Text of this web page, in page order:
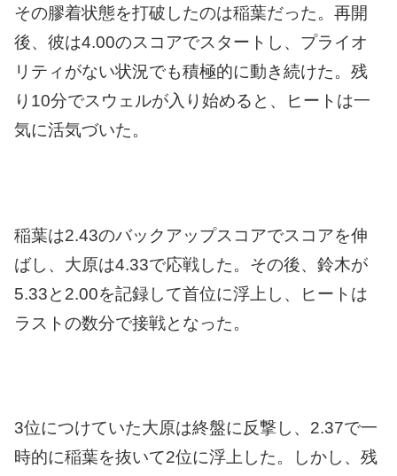
その膠着状態を打破したのは稲葉だった。再開
後、彼は4.00のスコアでスタートし、プライオ
リティがない状況でも積極的に動き続けた。残
り10分でスウェルが入り始めると、ヒートは一
気に活気づいた。
稲葉は2.43のバックアップスコアでスコアを伸
ばし、大原は4.33で応戦した。その後、鈴木が
5.33と2.00を記録して首位に浮上し、ヒートは
ラストの数分で接戦となった。
3位につけていた大原は終盤に反撃し、2.37で一
時的に稲葉を抜いて2位に浮上した。しかし、残